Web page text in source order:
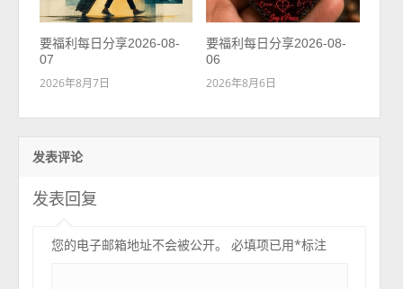
要福利每日分享2026-08-
07
2026年8月7日
要福利每日分享2026-08-
06
2026年8月6日
发表评论
发表回复
您的电子邮箱地址不会被公开。 必填项已用*标注